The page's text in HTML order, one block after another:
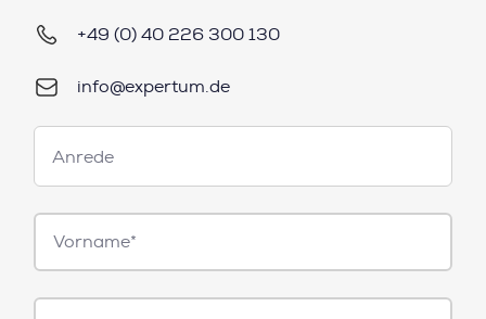
+49 (0) 40 226 300 130
info@expertum.de
Anrede
Anrede
Vorname*
Nachname*